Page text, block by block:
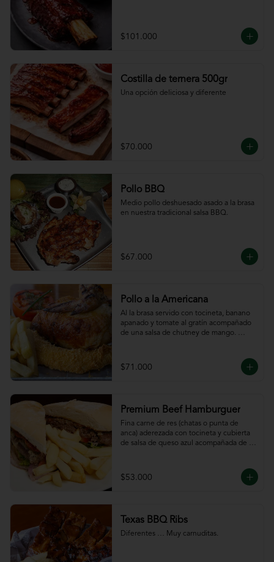
$101.000
Costilla de ternera 500gr
Una opción deliciosa y diferente
$70.000
Pollo BBQ
Medio pollo deshuesado asado a la brasa
en nuestra tradicional salsa BBQ.
$67.000
Pollo a la Americana
Al la brasa servido con tocineta, banano
apanado y tomate al gratín acompañado
de una salsa de chutney de mango.
$71.000
Premium Beef Hamburguer
Fina carne de res (chatas o punta de
anca) aderezada con tocineta y cubierta
de salsa de queso azul acompañada de
$53.000
Texas BBQ Ribs
Diferentes … Muy carnuditas.